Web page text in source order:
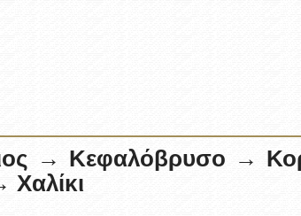
→ Κεφαλόβρυσο →
Χαλίκι